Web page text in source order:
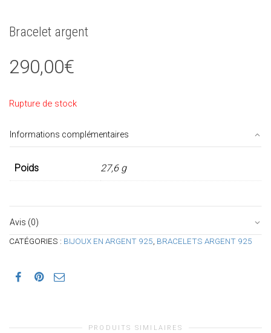
Bracelet argent
290,00€
Rupture de stock
Informations complémentaires
Poids 27,6 g
Avis (0)
CATÉGORIES : BIJOUX EN ARGENT 925 BRACELETS ARGENT 925
PRODUITS SIMILAIRES